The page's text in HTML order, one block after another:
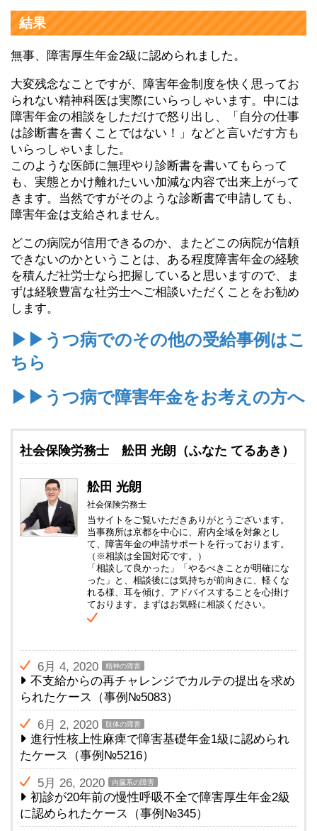
結果
無事、障害厚生年金2級に認められました。
大変残念なことですが、障害年金制度を快く思ってお
られない精神科医は実際にいらっしゃいます。中には
障害年金の相談をしただけで怒り出し、「自分の仕事
は診断書を書くことではない！」などと言いだす方も
いらっしゃいました。
このような医師に無理やり診断書を書いてもらって
も、実態とかけ離れたいい加減な内容で出来上がって
きます。当然ですがそのような診断書で申請しても、
障害年金は支給されません。
どこの病院が信用できるのか、またどこの病院が信頼
できないのかということは、ある程度障害年金の経験
を積んだ社労士なら把握していると思いますので、ま
ずは経験豊富な社労士へご相談いただくことをお勧め
します。
▶▶うつ病でのその他の受給事例はこ
ちら
▶▶うつ病で障害年金をお考えの方へ
社会保険労務士 舩田 光朗（ふなた てるあき）
舩田 光朗
社会保険労務士
当サイトをご覧いただきありがとうございます。
当事務所は京都を中心に、府内全域を対象とし
て、障害年金の申請サポートを行っております。
（※相談は全国対応です。）
「相談して良かった」「やるべきことが明確にな
った」と、相談後には気持ちが前向きに、軽くな
れる様、耳を傾け、アドバイスすることを心掛け
ております。まずはお気軽に相談ください。
6月 4, 2020 精神の障害
不支給からの再チャレンジでカルテの提出を求め
られたケース（事例№5083）
6月 2, 2020 肢体の障害
進行性核上性麻痺で障害基礎年金1級に認められ
たケース（事例№5216）
5月 26, 2020 内臓系の障害
初診が20年前の慢性呼吸不全で障害厚生年金2級
に認められたケース（事例№345）